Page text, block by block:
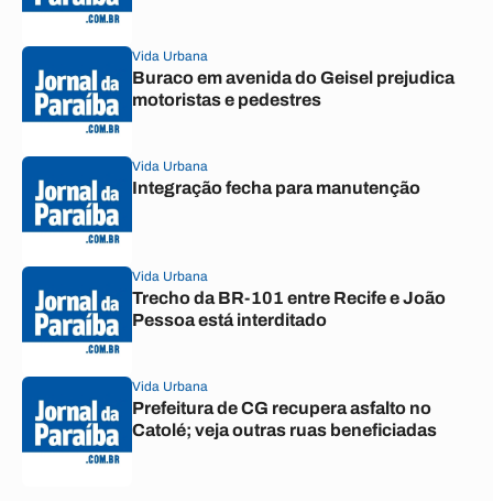
Vida Urbana
Buraco em avenida do Geisel prejudica
motoristas e pedestres
Vida Urbana
Integração fecha para manutenção
Vida Urbana
Trecho da BR-101 entre Recife e João
Pessoa está interditado
Vida Urbana
Prefeitura de CG recupera asfalto no
Catolé; veja outras ruas beneficiadas